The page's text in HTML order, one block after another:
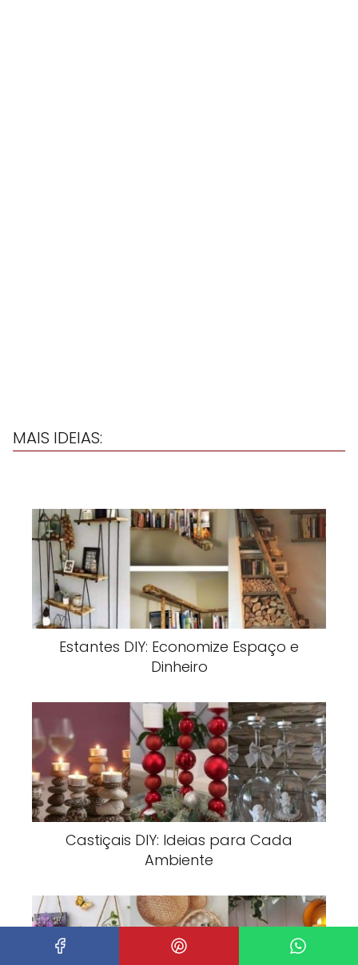
MAIS IDEIAS:
Estantes DIY: Economize Espaço e
Dinheiro
Castiçais DIY: Ideias para Cada
Ambiente